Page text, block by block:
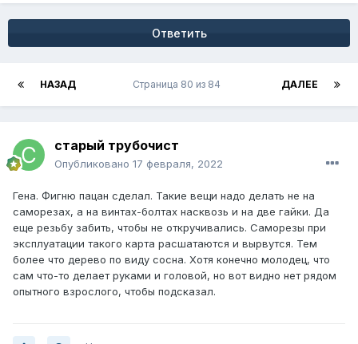
Ответить
НАЗАД ДАЛЕЕ
Страница 80 из 84
старый трубочист
Опубликовано 17 февраля, 2022
Гена. Фигню пацан сделал. Такие вещи надо делать не на
саморезах, а на винтах-болтах насквозь и на две гайки. Да
еще резьбу забить, чтобы не откручивались. Саморезы при
эксплуатации такого карта расшатаются и вырвутся. Тем
более что дерево по виду сосна. Хотя конечно молодец, что
сам что-то делает руками и головой, но вот видно нет рядом
опытного взрослого, чтобы подсказал.